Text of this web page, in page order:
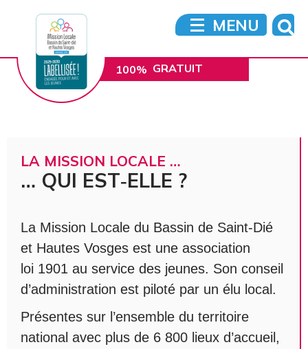
100% GRATUIT
PERSONNALISÉ
MENU
LA MISSION LOCALE …
… QUI EST‑ELLE ?
La Mission Locale du Bassin de Saint-Dié
et Hautes Vosges est une association
loi 1901 au service des jeunes. Son conseil
d’administration est piloté par un élu local.
Présentes sur l’ensemble du territoire
national avec plus de 6 800 lieux d’accueil,